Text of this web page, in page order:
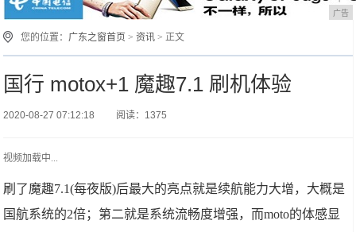
广告
您的位置： 广东之窗首页 >资讯 > 正文
国行 motox+1 魔趣7.1 刷机体验
2020-08-27 07:12:18 阅读：1375
视频加载中...
刷了魔趣7.1(每夜版)后最大的亮点就是续航能力大增，大概是
国航系统的2倍；第二就是系统流畅度增强，而moto的体感显